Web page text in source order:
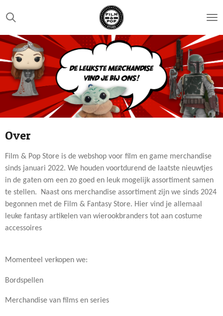
Ga
direct
naar
de
hoofdinhoud
Over
Film & Pop Store is de webshop voor film en game merchandise
sinds januari 2022. We houden voortdurend de laatste nieuwtjes
in de gaten om een zo goed en leuk mogelijk assortiment samen
te stellen. Naast ons merchandise assortiment zijn we sinds 2024
begonnen met de Film & Fantasy Store. Hier vind je allemaal
leuke fantasy artikelen van wierookbranders tot aan costume
accessoires
Momenteel verkopen we:
Bordspellen
Merchandise van films en series